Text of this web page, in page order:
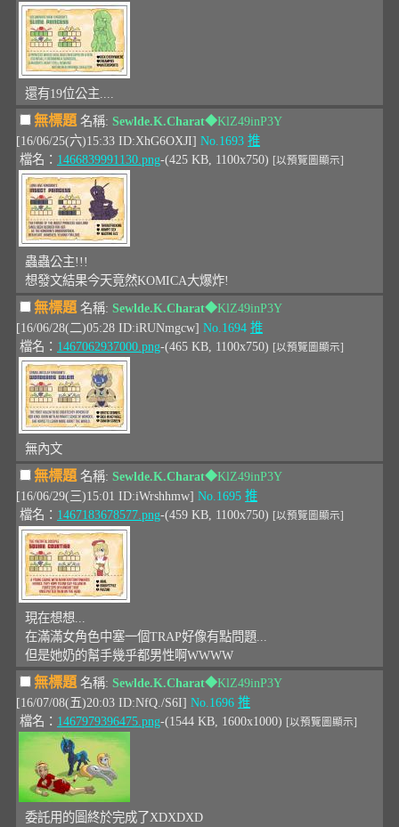
還有19位公主....
無標題 名稱: Sewlde.K.Charat◆KlZ49inP3Y
[16/06/25(六)15:33 ID:XhG6OXJI] No.1693 推
檔名： 1466839991130.png-(425 KB, 1100x750) [以預覽圖顯示]
蟲蟲公主!!!
想發文結果今天竟然KOMICA大爆炸!
無標題 名稱: Sewlde.K.Charat◆KlZ49inP3Y
[16/06/28(二)05:28 ID:iRUNmgcw] No.1694 推
檔名： 1467062937000.png-(465 KB, 1100x750) [以預覽圖顯示]
無內文
無標題名稱: Sewlde.K.Charat◆KlZ49inP3Y
[16/06/29(三)15:01 ID:iWrshhmw] No.1695 推
檔名： 1467183678577.png-(459 KB, 1100x750) [以預覽圖顯示]
現在想想...
在滿滿女角色中塞一個TRAP好像有點問題...
但是她奶的幫手幾乎都男性啊WWWW
無標題 名稱: Sewlde.K.Charat◆KlZ49inP3Y
[16/07/08(五)20:03 ID:NfQ./S6I] No.1696 推
檔名： 1467979396475.png-(1544 KB, 1600x1000) [以預覽圖顯示]
委託用的圖終於完成了XDXDXD